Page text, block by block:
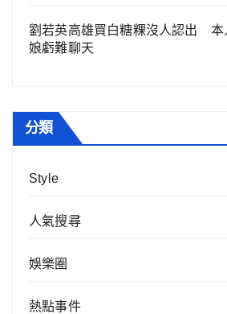
劉若英高雄買白糖粿沒人認出 本
娘虧難聊天
分類
Style
人氣搜尋
娛樂圈
熱點事件